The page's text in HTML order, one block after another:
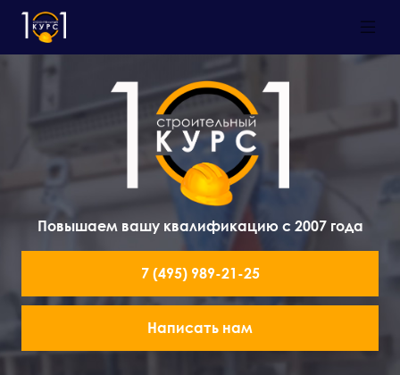
Повышаем вашу квалификацию с 2007 года
7 (495) 989-21-25
Написать нам